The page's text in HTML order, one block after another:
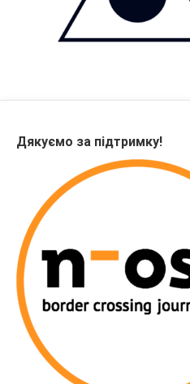
Дякуємо за підтримку!